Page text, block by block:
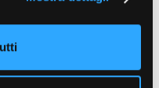
Vivo film srl